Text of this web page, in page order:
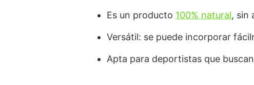
Es un producto 100% natural, sin
Versátil: se puede incorporar
Apta para deportistas que